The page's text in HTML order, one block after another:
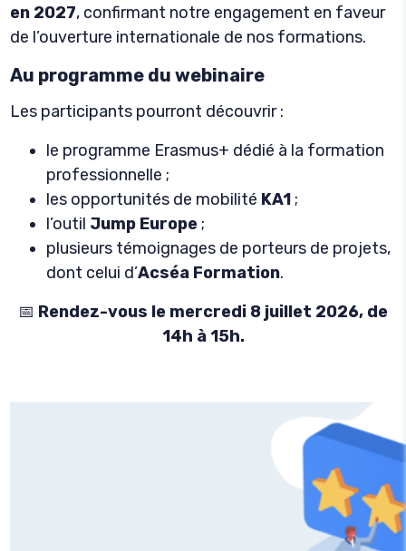
en 2027, confirmant notre engagement en faveur
de l’ouverture internationale de nos formations.
Au programme du webinaire
Les participants pourront découvrir :
le programme Erasmus+ dédié à la formation
professionnelle ;
les opportunités de mobilité KA1;
l’outil Jump Europe;
plusieurs témoignages de porteurs de projets,
dont celui d’Acséa Formation.
📅 Rendez-vous le mercredi 8 juillet 2026, de
14h à 15h.